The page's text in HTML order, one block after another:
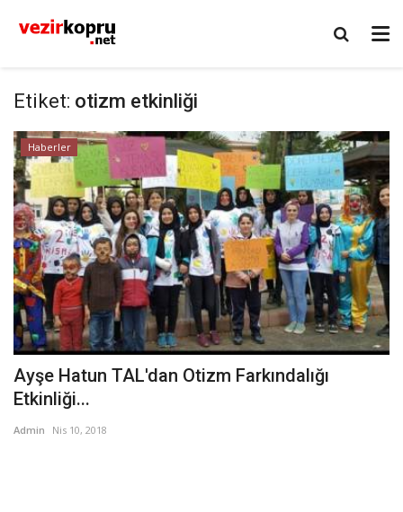
Etiket: otizm etkinliği
Haberler
Ayşe Hatun TAL'dan Otizm Farkındalığı
Etkinliği...
Admin Nis 10, 2018